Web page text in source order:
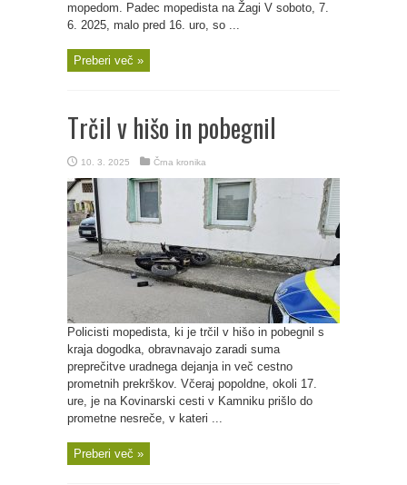
mopedom. Padec mopedista na Žagi V soboto, 7.
6. 2025, malo pred 16. uro, so ...
Preberi več »
Trčil v hišo in pobegnil
10. 3. 2025 Črna kronika
Policisti mopedista, ki je trčil v hišo in pobegnil s
kraja dogodka, obravnavajo zaradi suma
preprečitve uradnega dejanja in več cestno
prometnih prekrškov. Včeraj popoldne, okoli 17.
ure, je na Kovinarski cesti v Kamniku prišlo do
prometne nesreče, v kateri ...
Preberi več »